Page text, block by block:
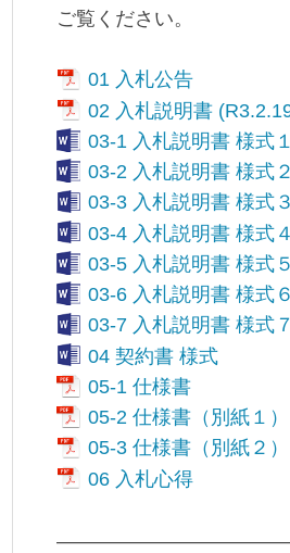
ご覧ください。
01 入札公告
02 入札説明書
03-1 入札説明書 様式
03-2 入札説明書 様式
03-3 入札説明書 様式
03-4 入札説明書 様式
03-5 入札説明書 様式
03-6 入札説明書 様式
03-7 入札説明書 様式
04 契約書 様式
05-1 仕様書
05-2 仕様書（別紙１）
05-3 仕様書（別紙２）
06 入札心得